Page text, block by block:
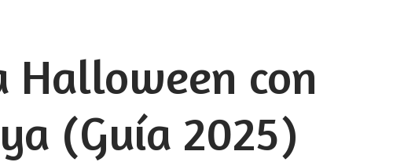
Halloween con
(Guía 2025)